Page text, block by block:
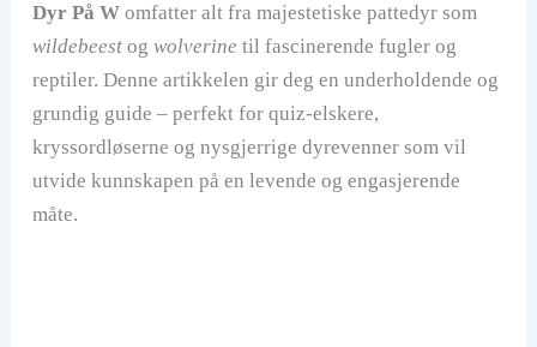
Dyr På Womfatter alt fra majestetiske pattedyr som
wildebeestog wolverine til fascinerende fugler og
reptiler. Denne artikkelen gir deg en underholdende og
grundig guide – perfekt for quiz-elskere,
kryssordløserne og nysgjerrige dyrevenner som vil
utvide kunnskapen på en levende og engasjerende
måte.